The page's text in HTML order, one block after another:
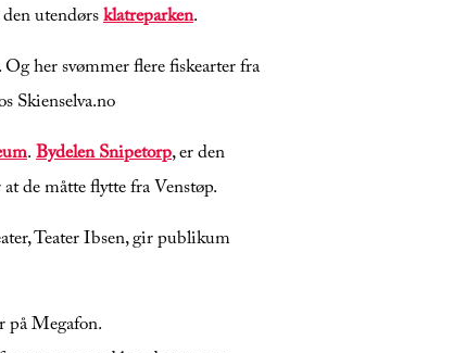
utendørsklatreparken.
her svømmer flere fiskearter fra
Skienselva.no
.Bydelen Snipetorp, er den
de måtte flytte fra Venstøp.
Teater Ibsen, gir publikum
på Megafon.